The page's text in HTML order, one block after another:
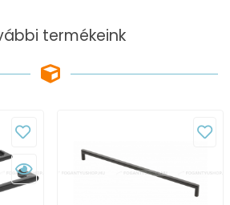
termékeink